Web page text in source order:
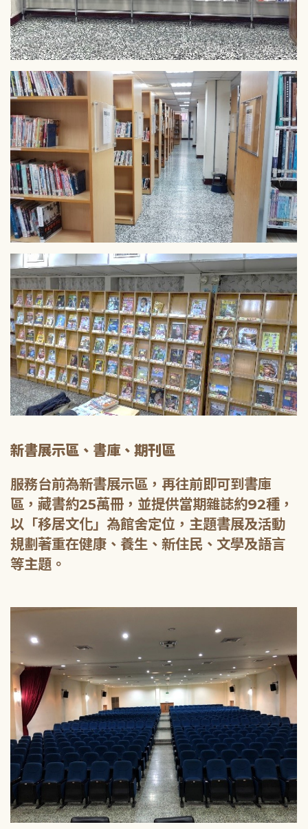
新書展示區、書庫、期刊區
服務台前為新書展示區，再往前即可到書庫
區，藏書約25萬冊，並提供當期雜誌約92種，
以「移居文化」為館舍定位，主題書展及活動
規劃著重在健康、養生、新住民、文學及語言
等主題。